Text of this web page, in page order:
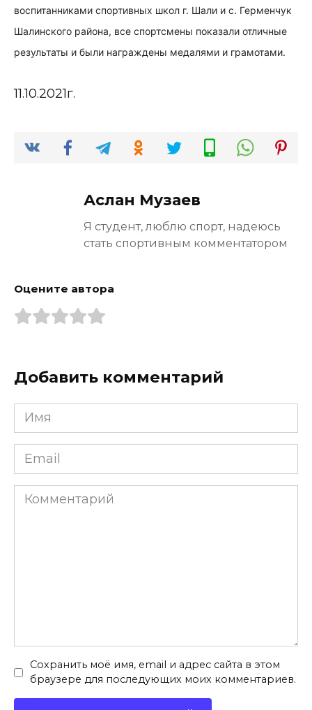
воспитанниками спортивных школ г. Шали и с. Герменчук
Шалинского района, все спортсмены показали отличные
результаты и были награждены медалями и грамотами.
11.10.2021г.
Аслан Музаев
Я студент, люблю спорт, надеюсь
стать спортивным комментатором
Оцените автора
Добавить комментарий
Имя
*
Email
*
Комментарий
Сохранить моё имя, email и адрес сайта в этом
браузере для последующих моих комментариев.